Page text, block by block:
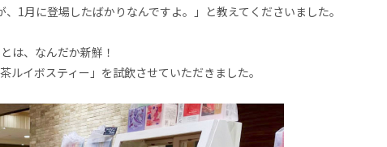
1月に登場したばかりなんですよ。」と教えてくださいました。
は、なんだか新鮮！
ルイボスティー」を試飲させていただきました。